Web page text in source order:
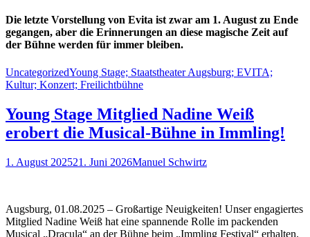
Die letzte Vorstellung von Evita ist zwar am 1. August zu Ende
gegangen, aber die Erinnerungen an diese magische Zeit auf
der Bühne werden für immer bleiben.
Kategorien
UncategorizedSchlagworte
Young Stage; Staatstheater Augsburg; EVITA;
Kultur; Konzert; Freilichtbühne
Young Stage Mitglied Nadine Weiß
erobert die Musical-Bühne in Immling!
Posted
1. August 202521. Juni 2026Autor
Manuel Schwirtz
Augsburg, 01.08.2025 – Großartige Neuigkeiten! Unser engagiertes
Mitglied Nadine Weiß hat eine spannende Rolle im packenden
Musical „Dracula“ an der Bühne beim „Immling Festival“ erhalten.